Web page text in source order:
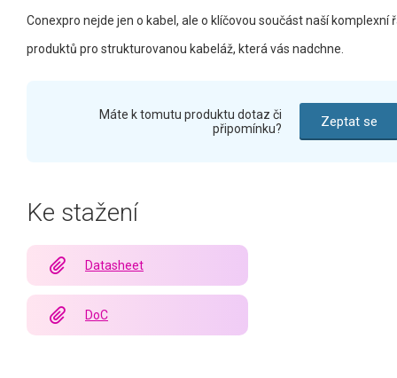
Conexpro nejde jen o kabel, ale o klíčovou součást naší komplexní
produktů pro strukturovanou kabeláž, která vás nadchne.
Máte k tomutu produktu dotaz či
připomínku?
Zeptat se
Ke stažení
Datasheet
DoC